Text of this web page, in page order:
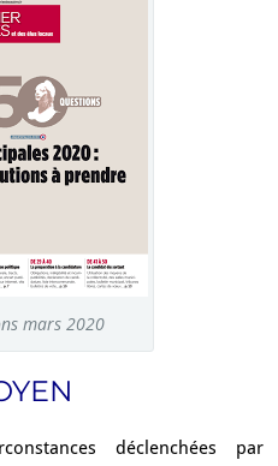
A
T
O
N
E
O
mars 2020
déclenchées par